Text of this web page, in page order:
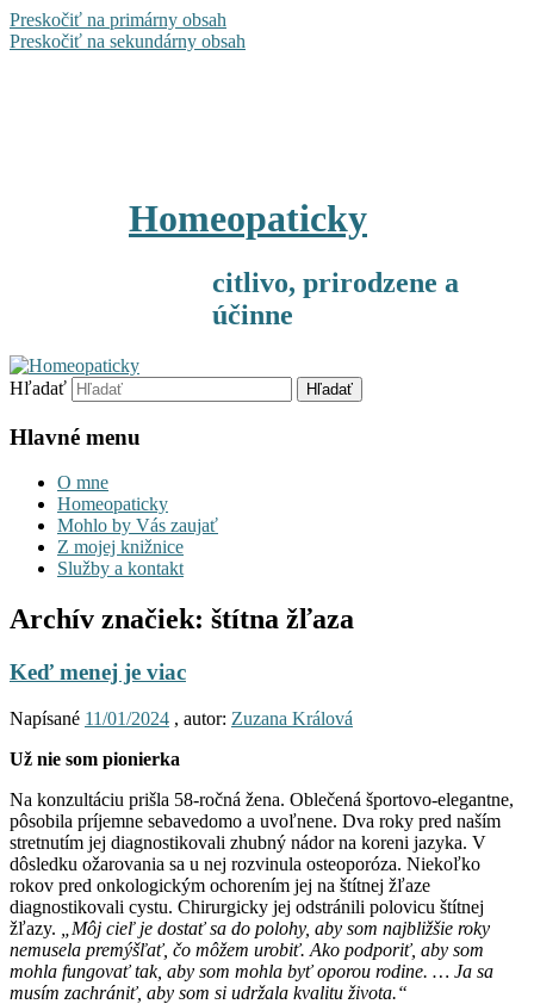
Preskočiť na primárny obsah
Preskočiť na sekundárny obsah
Homeopaticky
citlivo, prirodzene a
účinne
Hľadať
Hlavné menu
O mne
Homeopaticky
Mohlo by Vás zaujať
Z mojej knižnice
Služby a kontakt
Archív značiek: štítna žľaza
Keď menej je viac
Napísané 11/01/2024 , autor: Zuzana Králová
Už nie som pionierka
Na konzultáciu prišla 58-ročná žena. Oblečená športovo-elegantne,
pôsobila príjemne sebavedomo a uvoľnene. Dva roky pred naším
stretnutím jej diagnostikovali zhubný nádor na koreni jazyka. V
dôsledku ožarovania sa u nej rozvinula osteoporóza. Niekoľko
rokov pred onkologickým ochorením jej na štítnej žľaze
diagnostikovali cystu. Chirurgicky jej odstránili polovicu štítnej
žľazy.
„Môj cieľ je dostať sa do polohy, aby som najbližšie roky
nemusela premýšľať, čo môžem urobiť. Ako podporiť, aby som
mohla fungovať tak, aby som mohla byť oporou rodine. … Ja sa
musím zachrániť, aby som si udržala kvalitu života.“